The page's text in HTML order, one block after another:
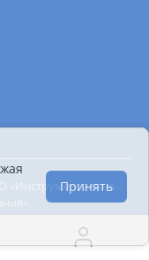
«Инструментально-
публичной
Принять